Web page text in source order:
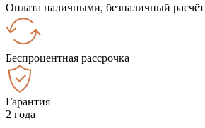
Оплата наличными, безналичный расчёт
Беспроцентная рассрочка
Гарантия
2 года